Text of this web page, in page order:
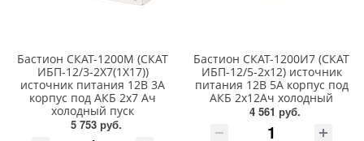
Бастион СКАТ-1200М (СКАТ
ИБП-12/3-2Х7(1Х17))
источник питания 12В 3А
корпус под АКБ 2х7 Ач
холодный пуск
5 753 руб.
Бастион СКАТ-1200И7 (СКАТ
ИБП-12/5-2x12) источник
питания 12В 5А корпус под
АКБ 2х12Ач холодный
4 561 руб.